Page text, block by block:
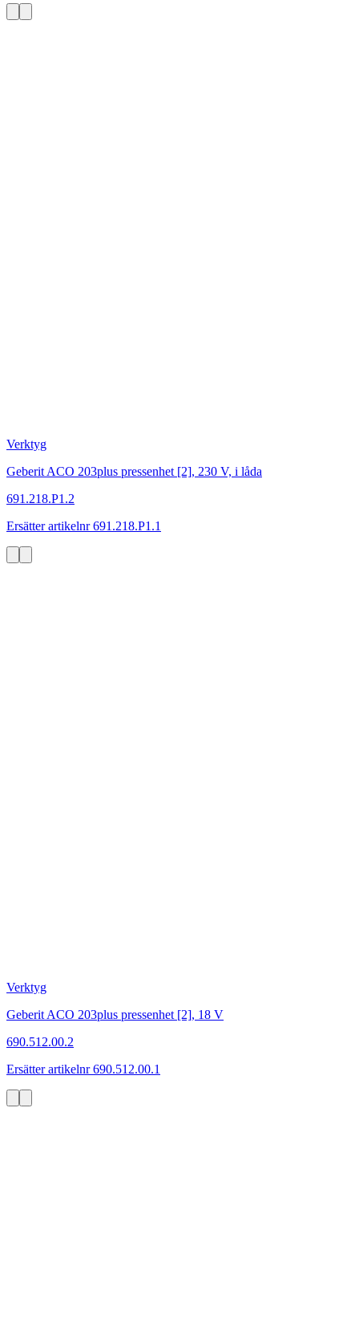
Verktyg
Geberit ACO 203plus pressenhet [2], 230 V, i låda
691.218.P1.2
Ersätter artikelnr 691.218.P1.1
Verktyg
Geberit ACO 203plus pressenhet [2], 18 V
690.512.00.2
Ersätter artikelnr 690.512.00.1